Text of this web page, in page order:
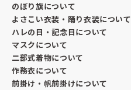
のぼり旗について
よさこい衣装・踊り衣装について
ハレの日・記念日について
マスクについて
二部式着物について
作務衣について
前掛け・帆前掛けについて